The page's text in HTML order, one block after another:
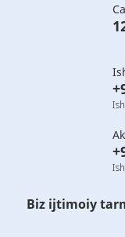
Biz ijtimoiy